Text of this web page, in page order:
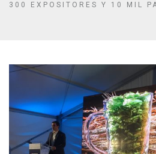
300 EXPOSITORES Y 10 MIL